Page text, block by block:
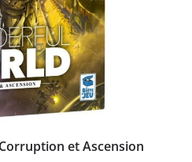
et Ascension